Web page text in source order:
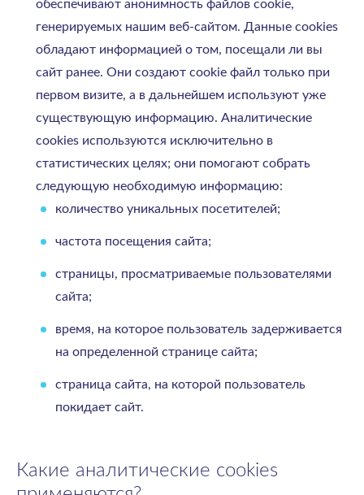
обеспечивают анонимность файлов cookie,
генерируемых нашим веб-сайтом. Данные cookies
обладают информацией о том, посещали ли вы
сайт ранее. Они создают cookie файл только при
первом визите, а в дальнейшем используют уже
существующую информацию. Аналитические
cookies используются исключительно в
статистических целях; они помогают собрать
следующую необходимую информацию:
количество уникальных посетителей;
частота посещения сайта;
страницы, просматриваемые пользователями
сайта;
время, на которое пользователь задерживается
на определенной странице сайта;
страница сайта, на которой пользователь
покидает сайт.
Какие аналитические cookies